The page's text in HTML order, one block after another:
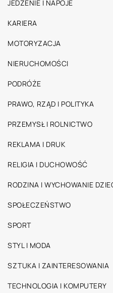
JEDZENIE I NAPOJE
KARIERA
MOTORYZACJA
NIERUCHOMOŚCI
PODRÓŻE
PRAWO, RZĄD I POLITYKA
PRZEMYSŁ I ROLNICTWO
REKLAMA I DRUK
RELIGIA I DUCHOWOŚĆ
RODZINA I WYCHOWANIE
SPOŁECZEŃSTWO
SPORT
STYL I MODA
SZTUKA I ZAINTERESOWANIA
TECHNOLOGIA I KOMPUTERY